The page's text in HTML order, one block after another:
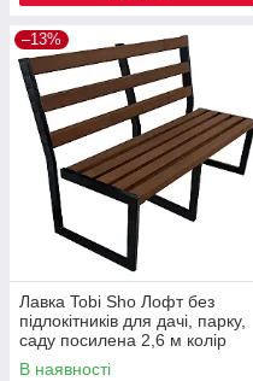
–13%
Лавка Tobi Sho Лофт без
підлокітників для дачі, парку,
саду посилена 2,6 м колір
горіх
В наявності